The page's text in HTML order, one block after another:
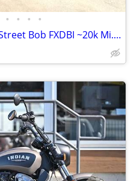
• • • •
2006 Harley-Davidson Dyna Street Bob FXDBI ~20k Mi.-Custom-$3,700 CASH